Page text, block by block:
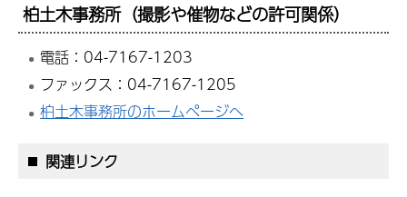
柏土木事務所（撮影や催物などの許可関係）
電話：04-7167-1203
ファックス：04-7167-1205
柏土木事務所のホームページへ
関連リンク